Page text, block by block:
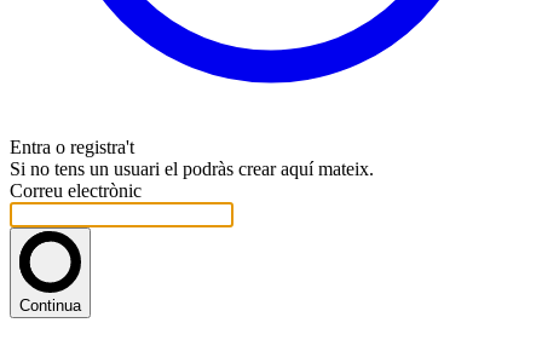
Entra o registra't
Si no tens un usuari el podràs crear aquí mateix.
Correu electrònic
Continua